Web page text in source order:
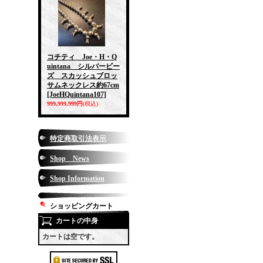
コチティ Joe・H・Q
uintana シルバービー
ズ スカッシュブロッ
サムネックレス約67cm
[JoeHQuintana107]
999,999,999円(税込)
特定商取引法表示
Shop News
Shop Information
ショッピングカート
カートの中身
カートは空です。